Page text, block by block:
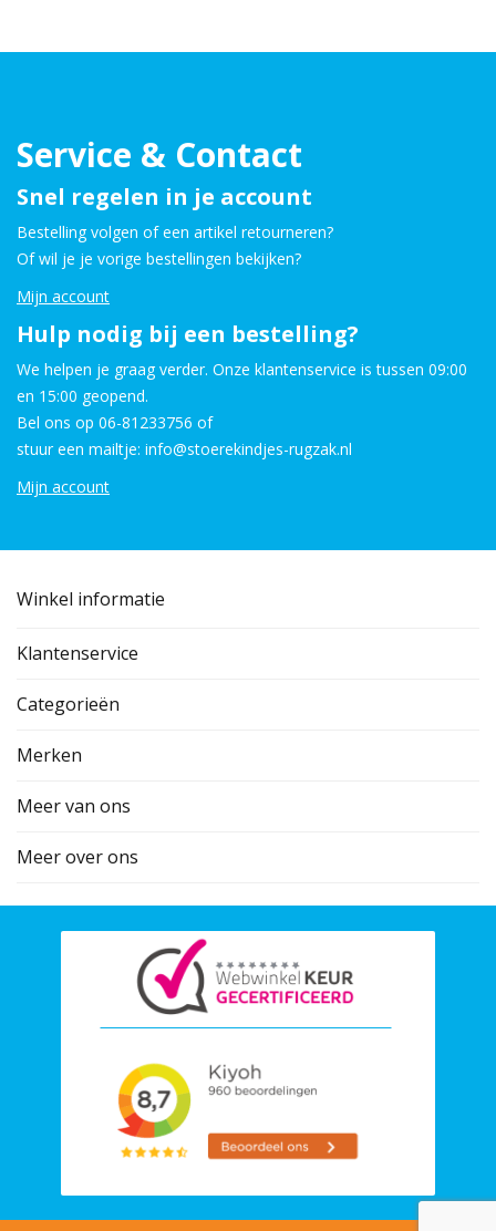
Service & Contact
Snel regelen in je account
Bestelling volgen of een artikel retourneren?
Of wil je je vorige bestellingen bekijken?
Mijn account
Hulp nodig bij een bestelling?
We helpen je graag verder. Onze klantenservice is tussen 09:00
en 15:00 geopend.
Bel ons op 06-81233756 of
stuur een mailtje: info@stoerekindjes-rugzak.nl
Mijn account
Winkel informatie
Klantenservice
Categorieën
Merken
Meer van ons
Meer over ons